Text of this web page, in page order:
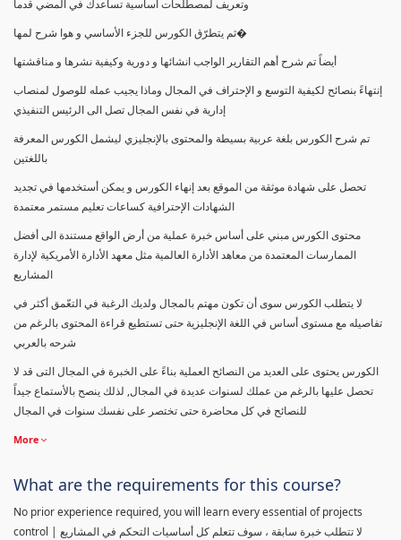
وتعريف لمصطلحات أساسية تساعدك في المضي قدماً
ثم يتطرّق الكورس للجزء الأساسي و هوا شرح لمها�
أيضاً تم شرح أهم التقارير الواجب انشائها و دورية وكيفية نشرها و مناقشتها
إنتهاءً بنصائح لكيفية التوسع و الإحتراف في المجال وماذا يجيب عمله للوصول لمنصاب
إدارية في نفس المجال تصل الى الرئيس التنفيذي
تم شرح الكورس بلغة عربية بسيطة والمحتوى بالإنجليزي ليشمل الكورس المعرفة
باللغتين
تحصل على شهادة موثقة من الموقع بعد إنهاء الكورس و يمكن أستخدمها في تجديد
الشهادات الإحترافية كساعات تعليم مستمر معتمدة
محتوى الكورس مبني على أساس خبرة عملية من أرض الواقع مستندة الى أفضل
الممارسات المعتمدة من معاهد الأدارة العالمية مثل معهد الأدارة الأمريكية لإدارة
المشاريع
لا يتطلب الكورس سوى أن تكون مهتم بالمجال ولديك الرغبة في التعّمق أكثر في
تفاصيله مع مستوى أساس في اللغة الإنجليزية حتى تستطيع قراءة المحتوى بالرغم من
شرحه بالعربي
الكورس يحتوى على العديد من النصائح العملية بناءً على الخبرة في المجال التى قد لا
تحصل عليها بالرغم من عملك لسنوات عديدة في المجال, لذلك ينصح بالأستماع جيداً
للنصائح في كل محاضرة حتى تختصر على نفسك سنوات في المجال
More
What are the requirements for this course?
No prior experience required, you will learn every essential of projects
control | لا تتطلب خبرة سابقة ، سوف تتعلم كل أساسيات التحكم في المشاريع